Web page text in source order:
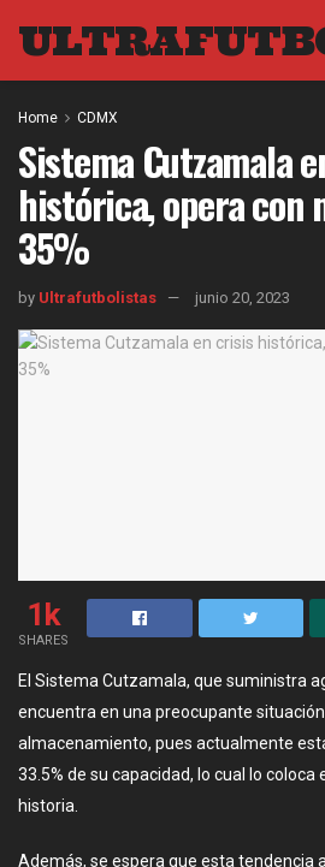
Home CDMX
Sistema Cutzamala
histórica, opera con
35%
by Ultrafutbolistas junio 20, 2023
1k
SHARES
El Sistema Cutzamala, que suministra
encuentra en una preocupante
almacenamiento, pues actualmente
33.5% de su capacidad, lo cual lo coloca
historia.
Además, se espera que esta tendencia